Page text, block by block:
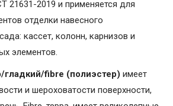
21631-2019 и применяется для
отделки навесного
кассет, колонн, карнизов и
элементов.
гладкий/fibre (полиэстер) имеет
и шероховатости поверхности,